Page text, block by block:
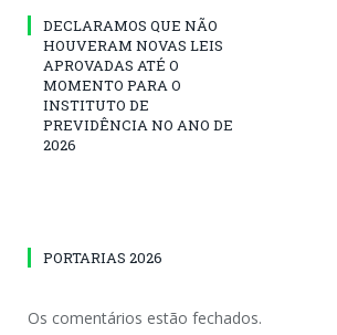
DECLARAMOS QUE NÃO
HOUVERAM NOVAS LEIS
APROVADAS ATÉ O
MOMENTO PARA O
INSTITUTO DE
PREVIDÊNCIA NO ANO DE
2026
PORTARIAS 2026
Os comentários estão fechados.